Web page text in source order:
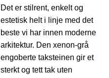
Det er stilrent, enkelt og
estetisk helt i linje med det
beste vi har innen moderne
arkitektur. Den xenon-grå
engoberte taksteinen gir et
sterkt og tett tak uten